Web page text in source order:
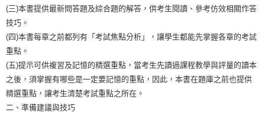
(三)本書提供最新問答題及綜合題的解答，供考生閱讀、參考仿效相關作答
技巧。
(四)本書每章之前都列有「考試焦點分析」，讓學生都能先掌握各章的考試
重點。
(五)提示可供複習及記憶的精選重點，當考生先讀過課程教學與評量的讀本
之後，須掌握有哪些是一定要記憶的重點，因此，本書在題庫之前也提供
精選重點，讓考生清楚考試重點之所在。
二、準備建議與技巧